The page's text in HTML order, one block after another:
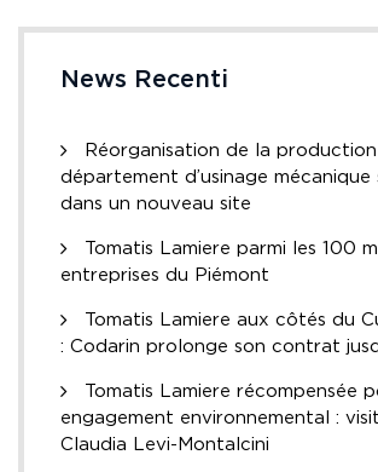
News Recenti
Réorganisation de la production
département d’usinage mécanique
dans un nouveau site
Tomatis Lamiere parmi les 100
entreprises du Piémont
Tomatis Lamiere aux côtés du
: Codarin prolonge son contrat
Tomatis Lamiere récompensée
engagement environnemental :
Claudia Levi-Montalcini